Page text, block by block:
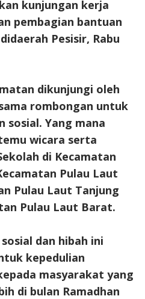
kunjungan kerja
pembagian bantuan
Pesisir, Rabu
dikunjungi oleh
rombongan untuk
sosial. Yang mana
wicara serta
di Kecamatan
Pulau Laut
Pulau Laut Tanjung
Pulau Laut Barat.
dan hibah ini
kepedulian
masyarakat yang
di bulan Ramadhan